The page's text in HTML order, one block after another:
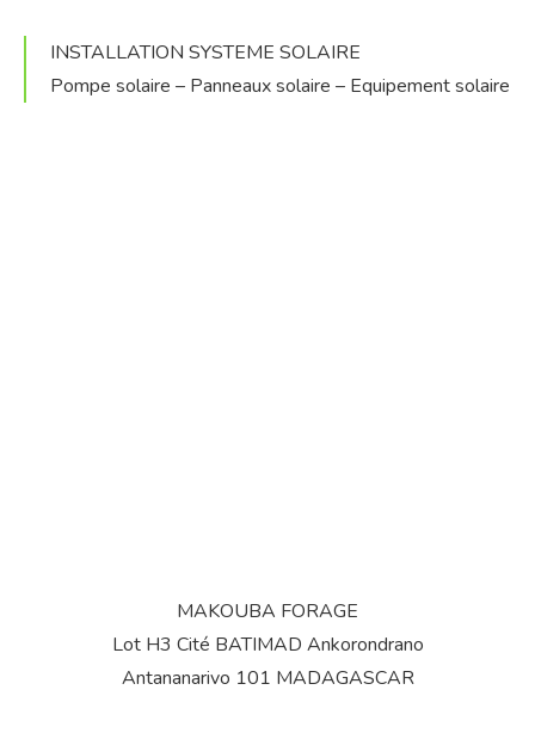
NOUS CONTACTER
INSTALLATION SYSTEME SOLAIRE
Pompe solaire – Panneaux solaire – Equipement solaire
MAKOUBA FORAGE
Lot H3 Cité BATIMAD Ankorondrano
Antananarivo 101 MADAGASCAR